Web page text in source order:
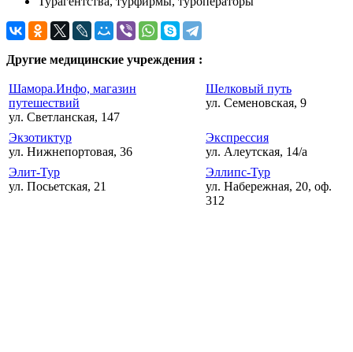
Другие медицинские учреждения :
Шамора.Инфо, магазин
путешествий
ул. Светланская, 147
Шелковый путь
ул. Семеновская, 9
Экзотиктур
ул. Нижнепортовая, 36
Экспрессия
ул. Алеутская, 14/а
Элит-Тур
ул. Посьетская, 21
Эллипс-Тур
ул. Набережная, 20, оф.
312